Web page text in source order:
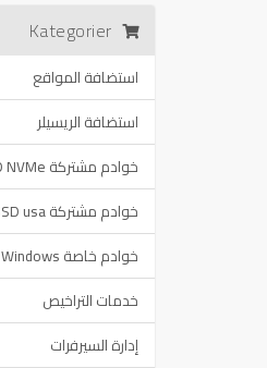
استضافة المواقع
استضافة الريسيلر
خوادم مشتركة VPS SSD NVMe
خوادم مشتركة VPS SSD usa
خوادم خاصة VDS Windows
خدمات التراخيص
إدارة السيرفرات